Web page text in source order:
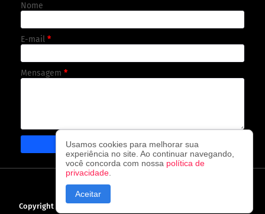
Nome
E-mail *
Mensagem *
CAPA CONTATO
Copyright © 2026O observador - A cada visita uma nova notícia!
Usamos cookies para melhorar sua
experiência no site. Ao continuar navegando,
você concorda com nossa política de
privacidade
Aceitar